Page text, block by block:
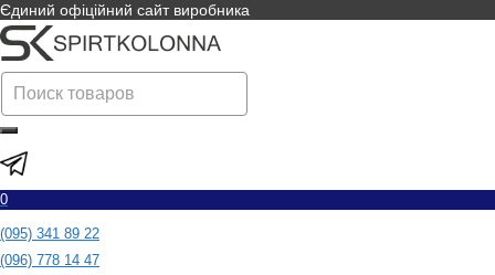
Єдиний офіційний сайт виробника
0
(095) 341 89 22
(096) 778 14 47